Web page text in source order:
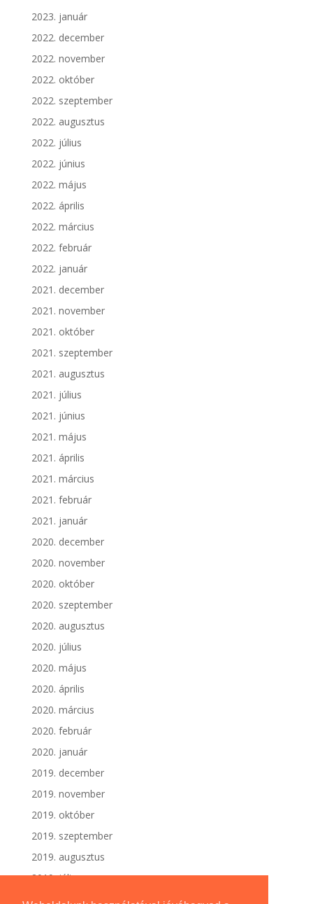
2023. január
2022. december
2022. november
2022. október
2022. szeptember
2022. augusztus
2022. július
2022. június
2022. május
2022. április
2022. március
2022. február
2022. január
2021. december
2021. november
2021. október
2021. szeptember
2021. augusztus
2021. július
2021. június
2021. május
2021. április
2021. március
2021. február
2021. január
2020. december
2020. november
2020. október
2020. szeptember
2020. augusztus
2020. július
2020. május
2020. április
2020. március
2020. február
2020. január
2019. december
2019. november
2019. október
2019. szeptember
2019. augusztus
2019. július
2019. június